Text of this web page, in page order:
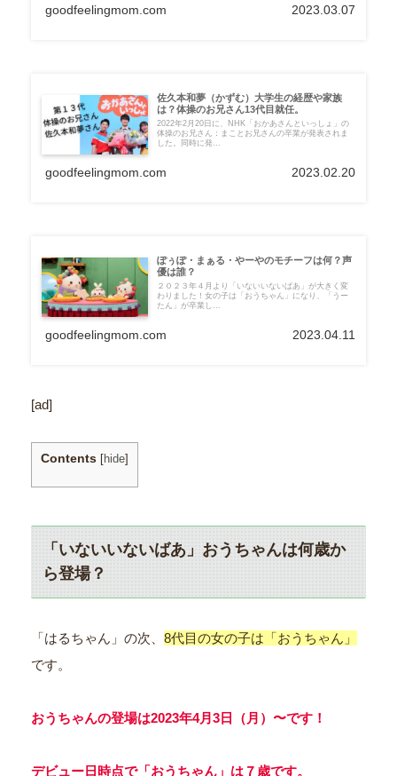
goodfeelingmom.com 2023.03.07
佐久本和夢（かずむ）大学生の経歴や家族
は？体操のお兄さん13代目就任。
2022年2月20日に、NHK「おかあさんといっしょ」の
体操のお兄さん：まことお兄さんの卒業が発表されま
した。同時に発...
goodfeelingmom.com 2023.02.20
ぽぅぽ・まぁる・やーやのモチーフは何？声
優は誰？
２０２３年４月より「いないいないばあ」が大きく変
わりました！女の子は「おうちゃん」になり、「うー
たん」が卒業し...
goodfeelingmom.com 2023.04.11
[ad]
Contents [hide]
「いないいないばあ」おうちゃんは何歳か
ら登場？
「はるちゃん」の次、 8代目の女の子は「おうちゃん」
です。
おうちゃんの登場は2023年4月3日（月）〜です！
デビュー日時点で「おうちゃん」は７歳です。